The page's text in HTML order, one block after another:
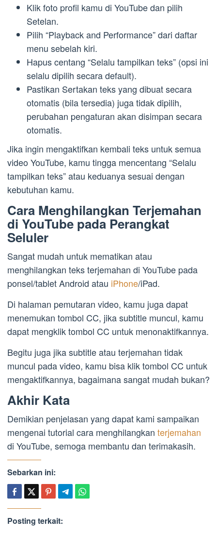
Klik foto profil kamu di YouTube dan pilih
Setelan.
Pilih “Playback and Performance” dari daftar
menu sebelah kiri.
Hapus centang “Selalu tampilkan teks” (opsi ini
selalu dipilih secara default).
Pastikan Sertakan teks yang dibuat secara
otomatis (bila tersedia) juga tidak dipilih,
perubahan pengaturan akan disimpan secara
otomatis.
Jika ingin mengaktifkan kembali teks untuk semua
video YouTube, kamu tingga mencentang “Selalu
tampilkan teks” atau keduanya sesuai dengan
kebutuhan kamu.
Cara Menghilangkan Terjemahan
di YouTube pada Perangkat
Seluler
Sangat mudah untuk mematikan atau
menghilangkan teks terjemahan di YouTube pada
ponsel/tablet Android atau iPhone/iPad.
Di halaman pemutaran video, kamu juga dapat
menemukan tombol CC, jika subtitle muncul, kamu
dapat mengklik tombol CC untuk menonaktifkannya.
Begitu juga jika subtitle atau terjemahan tidak
muncul pada video, kamu bisa klik tombol CC untuk
mengaktifkannya, bagaimana sangat mudah bukan?
Akhir Kata
Demikian penjelasan yang dapat kami sampaikan
mengenai tutorial cara menghilangkan terjemahan
di YouTube, semoga membantu dan terimakasih.
Sebarkan ini:
Posting terkait: